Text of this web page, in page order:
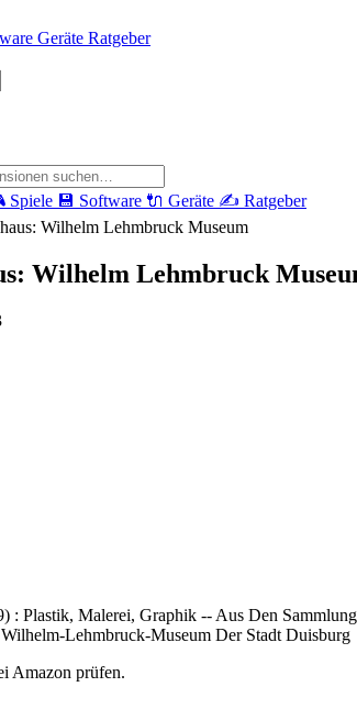
Geräte Ratgeber
Spiele 💾 Software 🔌 Geräte ✍️ Ratgeber
Wilhelm Lehmbruck Museum
Wilhelm Lehmbruck
: Plastik, Malerei, Graphik -- Aus Den
Lehmbruck-Museum Der Stadt Duisburg
Amazon prüfen.